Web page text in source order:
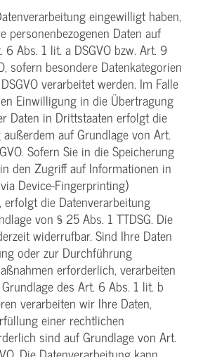
eingewilligt haben,
personenbezogenen Daten auf
Abs. 1 lit. a DSGVO bzw. Art. 9
sofern besondere Datenkategorien
verarbeitet werden. Im Falle
Einwilligung in die Übertragung
Daten in Drittstaaten erfolgt die
auf Grundlage von Art.
Sofern Sie in die Speicherung
den Zugriff auf Informationen in
Device-Fingerprinting)
die Datenverarbeitung
von § 25 Abs. 1 TTDSG. Die
widerrufbar. Sind Ihre Daten
oder zur Durchführung
erforderlich, verarbeiten
des Art. 6 Abs. 1 lit. b
verarbeiten wir Ihre Daten,
einer rechtlichen
sind auf Grundlage von Art.